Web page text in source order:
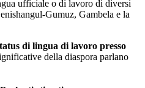
ufficiale o di lavoro di diversi
Gumuz, Gambela e la
di lingua di lavoro presso
della diaspora parlano